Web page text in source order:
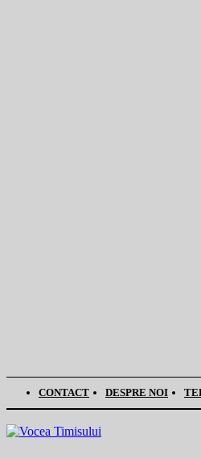
CONTACT DESPRE NOI